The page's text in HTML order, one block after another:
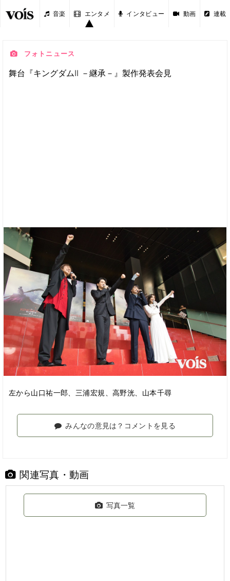
音楽 エンタメ インタビュー 動画 連載
フォトニュース
舞台『キングダムII －継承－』製作発表会見
左から山口祐一郎、三浦宏規、高野洸、山本千尋
みんなの意見は？コメントを見る
関連写真・動画
写真一覧